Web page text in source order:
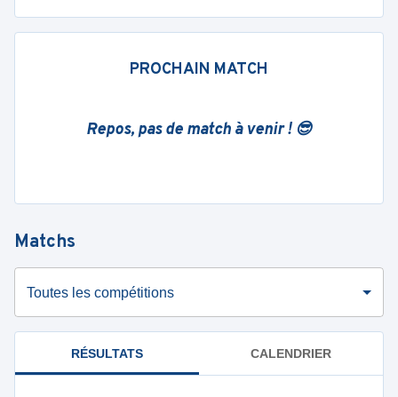
PROCHAIN MATCH
Repos, pas de match à venir ! 😎
Matchs
Toutes les compétitions
RÉSULTATS CALENDRIER